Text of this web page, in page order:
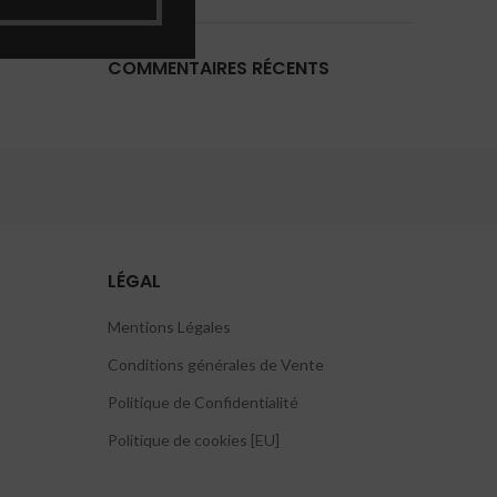
COMMENTAIRES RÉCENTS
LÉGAL
Mentions Légales
Conditions générales de Vente
Politique de Confidentialité
Politique de cookies [EU]